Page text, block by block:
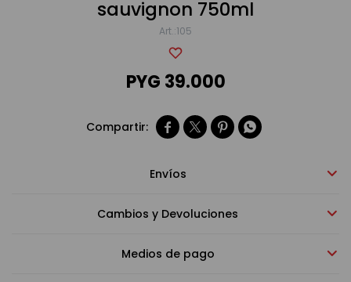
sauvignon 750ml
105
PYG 39.000
   
Envíos
Cambios y Devoluciones
Medios de pago
Cuidado personal